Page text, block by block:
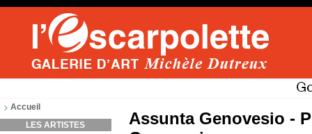
Accueil
LES ARTISTES
Assunta Genovesio -